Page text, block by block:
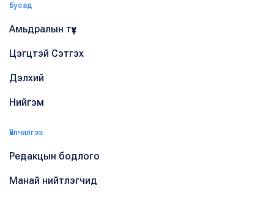
Бусад
Амьдралын түүх
Цэгцтэй Сэтгэх
Дэлхий
Нийгэм
Үйлчилгээ
Редакцын бодлого
Манай нийтлэгчид